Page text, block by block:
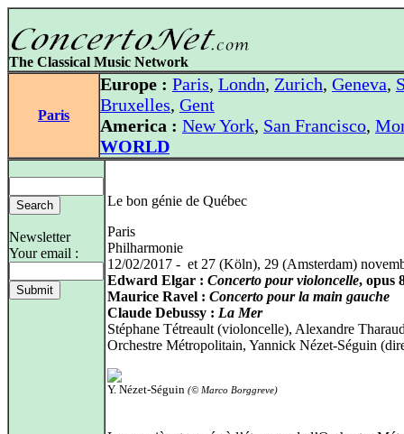
The Classical Music Network
Paris
Europe : Paris, Londn, Zurich, Geneva,
Bruxelles, Gent
America : New York, San Francisco,
WORLD
Newsletter
Your email :
Le bon génie de Québec
Paris
Philharmonie
12/02/2017 - et 27 (Köln), 29 (Amsterdam)
Edward Elgar : Concerto pour violoncelle, opus
Maurice Ravel : Concerto pour la main gauche
Claude Debussy : La Mer
Stéphane Tétreault (violoncelle), Alexandre
Orchestre Métropolitain, Yannick Nézet-Séguin
Y. Nézet-Séguin (© Marco Borggreve)